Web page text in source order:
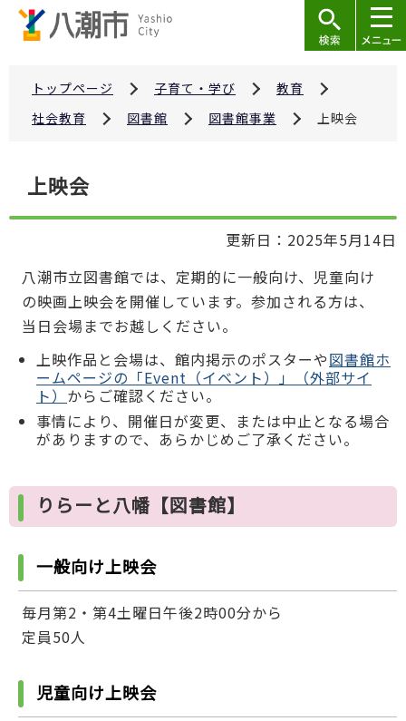
トップページ 子育て・学び
教育
社会教育
図書館 図書館事業 上映会
こ
ら
上映会
更新日：2025年5月14日
八潮市立図書館では、定期的に一般向け、児童向け
の映画上映会を開催しています。参加される方は、
当日会場までお越しください。
上映作品と会場は、館内掲示のポスターや図書館ホ
ームページの「Event（イベント）」（外部サイ
ト） からご確認ください。
事情により、開催日が変更、または中止となる場合
がありますので、あらかじめご了承ください。
りらーと八幡【図書館】
一般向け上映会
毎月第2・第4土曜日午後2時00分から
定員50人
児童向け上映会